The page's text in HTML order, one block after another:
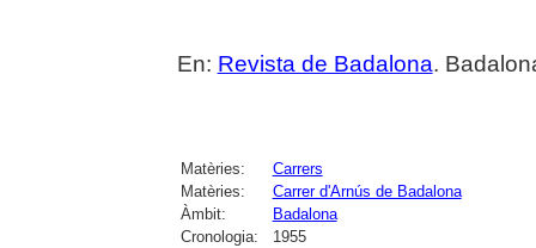
En: Revista de Badalona.
Matèries:
Carrers
Matèries:
Carrer d'Arnús de Badalona
Àmbit:
Badalona
Cronologia:
1955